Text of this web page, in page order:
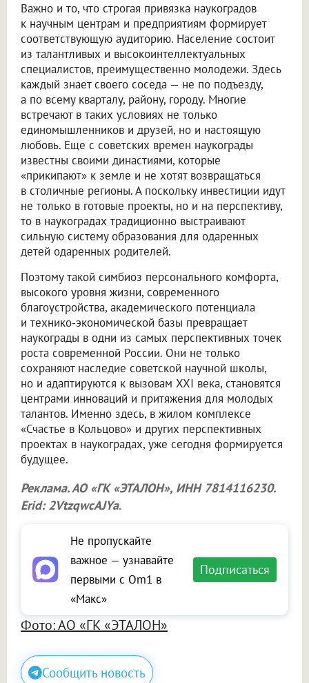
Важно и то, что строгая привязка наукоградов
к научным центрам и предприятиям формирует
соответствующую аудиторию. Население состоит
из талантливых и высокоинтеллектуальных
специалистов, преимущественно молодежи. Здесь
каждый знает своего соседа — не по подъезду,
а по всему кварталу, району, городу. Многие
встречают в таких условиях не только
единомышленников и друзей, но и настоящую
любовь. Еще с советских времен наукограды
известны своими династиями, которые
«прикипают» к земле и не хотят возвращаться
в столичные регионы. А поскольку инвестиции идут
не только в готовые проекты, но и на перспективу,
то в наукоградах традиционно выстраивают
сильную систему образования для одаренных
детей одаренных родителей.
Поэтому такой симбиоз персонального комфорта,
высокого уровня жизни, современного
благоустройства, академического потенциала
и технико-экономической базы превращает
наукограды в одни из самых перспективных точек
роста современной России. Они не только
сохраняют наследие советской научной школы,
но и адаптируются к вызовам XXI века, становятся
центрами инноваций и притяжения для молодых
талантов. Именно здесь, в жилом комплексе
«Счастье в Кольцово» и других перспективных
проектах в наукоградах, уже сегодня формируется
будущее.
Реклама. АО «ГК «ЭТАЛОН», ИНН 7814116230.
Erid: 2VtzqwcAJYa.
Не пропускайте
важное — узнавайте
первыми с Om1 в
«Макс»
Подписаться
Фото: АО «ГК «ЭТАЛОН»
Сообщить новость